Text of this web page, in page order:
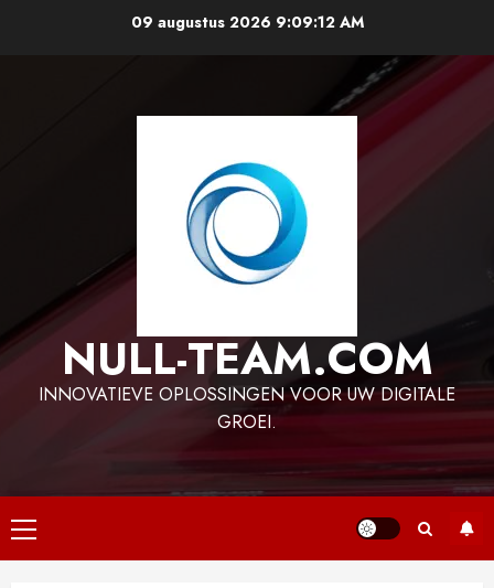
09 augustus 2026 9:09:12 AM
NULL-TEAM.COM
INNOVATIEVE OPLOSSINGEN VOOR UW DIGITALE
GROEI.
Primair
menu